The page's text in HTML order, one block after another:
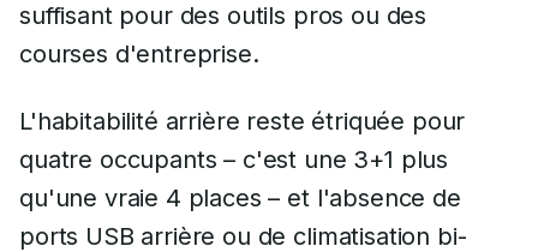
suffisant pour des outils pros ou des
courses d'entreprise.
L'habitabilité arrière reste étriquée pour
quatre occupants – c'est une 3+1 plus
qu'une vraie 4 places – et l'absence de
ports USB arrière ou de climatisation bi-